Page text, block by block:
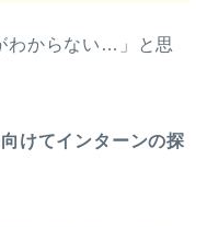
わからない…」と思
けてインターンの探